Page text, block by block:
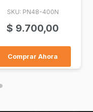
400N